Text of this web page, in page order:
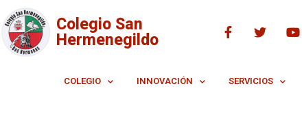
Colegio San
Hermenegildo
COLEGIO INNOVACIÓN SERVICIOS